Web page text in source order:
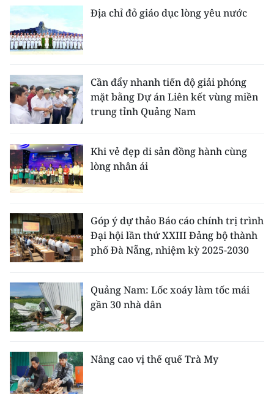
Media Chính trị
Media Kinh tế
Media Xã hội
Media Pháp luật
Media Du lịch
Media Thế giới
Media Giáo dục
Media Y tế
Media Khoa học - Công nghệ
Media Môi trường
Infographic
Địa chỉ đỏ giáo dục lòng yêu nước
Cần đẩy nhanh tiến độ giải phóng
mặt bằng Dự án Liên kết vùng miền
trung tỉnh Quảng Nam
Khi vẻ đẹp di sản đồng hành cùng
lòng nhân ái
Góp ý dự thảo Báo cáo chính trị trình
Đại hội lần thứ XXIII Đảng bộ thành
phố Đà Nẵng, nhiệm kỳ 2025-2030
Quảng Nam: Lốc xoáy làm tốc mái
gần 30 nhà dân
Nâng cao vị thế quế Trà My